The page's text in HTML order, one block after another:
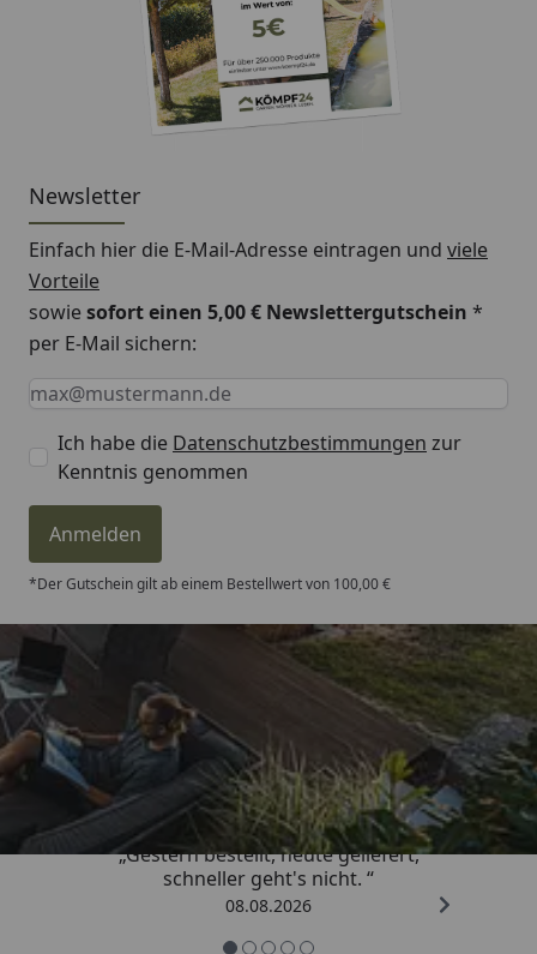
Newsletter
Einfach hier die E-Mail-Adresse eintragen und viele
Vorteile
sowiesofort einen 5,00 € Newslettergutschein *
per E-Mail sichern:
Keine Eingabe erforderlich
Eingabe erforderlich
E-Mail *
Ich habe die Datenschutzbestimmungen zur
Kenntnis genommen
Anmelden
*Der Gutschein gilt ab einem Bestellwert von 100,00 €
Trusted Shops
4,81/ 5
„Gestern bestellt, heute geliefert,
schneller geht's nicht. “
08.08.2026